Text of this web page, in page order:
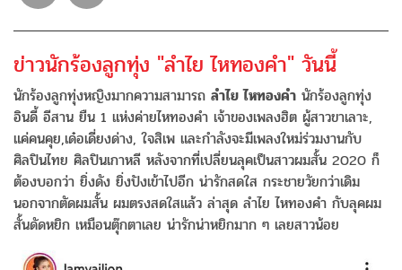
ข่าวนักร้องลูกทุ่ง "ลำไย ไหทองคำ" วันนี้
นักร้องลูกทุ่งหญิงมากความสามารถ ลำไย ไหทองคำ นักร้องลูกทุ่ง
อินดี้ อีสาน ยืน 1 แห่งค่ายไหทองคำ เจ้าของเพลงฮิต ผู้สาวขาเลาะ,
แค่คนคุย,เด๋อเดี่ยงด่าง, ใจสิเพ และกำลังจะมีเพลงใหม่ร่วมงานกับ
ศิลปินไทย ศิลปินเกาหลี หลังจากที่เปลี่ยนลุคเป็นสาวผมสั้น 2020 ก็
ต้องบอกว่า ยิ่งดัง ยิ่งปังเข้าไปอีก น่ารักสดใส กระชายวัยกว่าเดิม
นอกจากตัดผมสั้น ผมตรงสดใสแล้ว ล่าสุด ลำไย ไหทองคำ กับลุคผม
สั้นดัดหยิก เหมือนตุ๊กตาเลย น่ารักน่าหยิกมาก ๆ เลยสาวน้อย